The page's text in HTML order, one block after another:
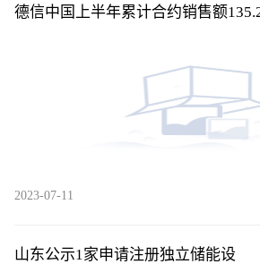
德信中国上半年累计合约销售额
2023-07-11
山东公示1家申请注册独立储能设